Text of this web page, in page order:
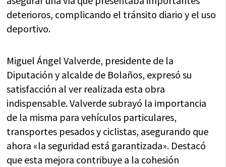
deterioros, complicando el tránsito diario y el uso
deportivo.
Miguel Ángel Valverde, presidente de la
Diputación y alcalde de Bolaños, expresó su
satisfacción al ver realizada esta obra
indispensable. Valverde subrayó la importancia
de la misma para vehículos particulares,
transportes pesados y ciclistas, asegurando que
ahora «la seguridad está garantizada». Destacó
que esta mejora contribuye a la cohesión